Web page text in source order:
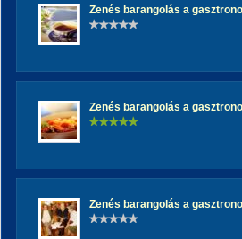
Zenés barangolás a
Zenés barangolás a
Zenés barangolás a